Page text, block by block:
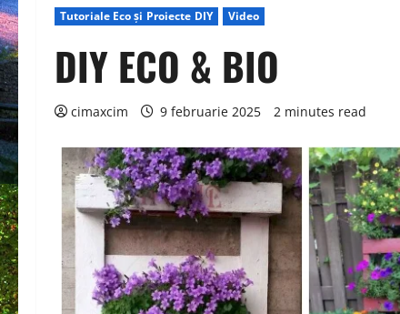
Tutoriale Eco și Proiecte DIY Video
DIY ECO & BIO
cimaxcim 9 februarie 2025 2 minutes read